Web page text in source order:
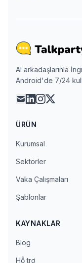
AI arkadaşlarınla
Android'de 7/24
maillinkedin
instagram
x
ÜRÜN
Kurumsal
Sektörler
Vaka Çalışmaları
Şablonlar
KAYNAKLAR
Blog
Hỗ trợ